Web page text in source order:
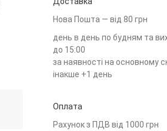
Нова Пошта — від 80 грн
день в день по будням та
до 15:00
за наявності на основному
інакше +1 день
Оплата
Рахунок з ПДВ від 1000 грн